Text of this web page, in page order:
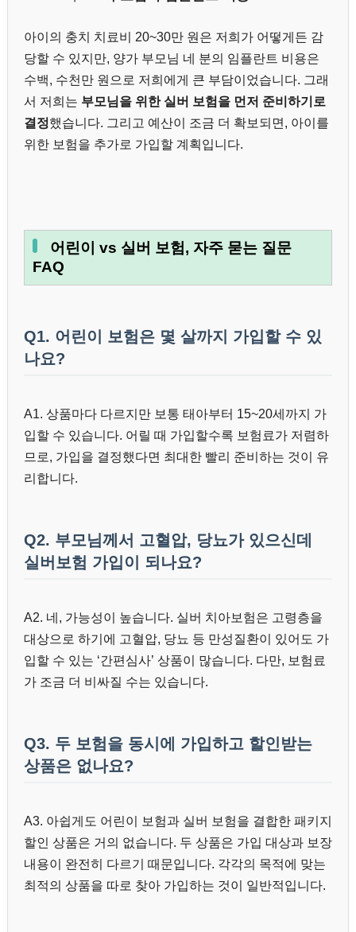
아이의 충치 치료비 20~30만 원은 저희가 어떻게든 감
당할 수 있지만, 양가 부모님 네 분의 임플란트 비용은
수백, 수천만 원으로 저희에게 큰 부담이었습니다. 그래
서 저희는 부모님을 위한 실버 보험을 먼저 준비하기로
결정했습니다. 그리고 예산이 조금 더 확보되면, 아이를
위한 보험을 추가로 가입할 계획입니다.
어린이 vs 실버 보험, 자주 묻는 질문
FAQ
Q1. 어린이 보험은 몇 살까지 가입할 수 있
나요?
A1. 상품마다 다르지만 보통 태아부터 15~20세까지 가
입할 수 있습니다. 어릴 때 가입할수록 보험료가 저렴하
므로, 가입을 결정했다면 최대한 빨리 준비하는 것이 유
리합니다.
Q2. 부모님께서 고혈압, 당뇨가 있으신데
실버보험 가입이 되나요?
A2. 네, 가능성이 높습니다. 실버 치아보험은 고령층을
대상으로 하기에 고혈압, 당뇨 등 만성질환이 있어도 가
입할 수 있는 ‘간편심사’ 상품이 많습니다. 다만, 보험료
가 조금 더 비싸질 수는 있습니다.
Q3. 두 보험을 동시에 가입하고 할인받는
상품은 없나요?
A3. 아쉽게도 어린이 보험과 실버 보험을 결합한 패키지
할인 상품은 거의 없습니다. 두 상품은 가입 대상과 보장
내용이 완전히 다르기 때문입니다. 각각의 목적에 맞는
최적의 상품을 따로 찾아 가입하는 것이 일반적입니다.